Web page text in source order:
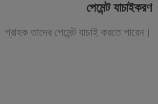
পেমেন্ট যাচাইকরণ
গ্রাহক তাদের পেমেন্ট যাচাই করতে পারেন।